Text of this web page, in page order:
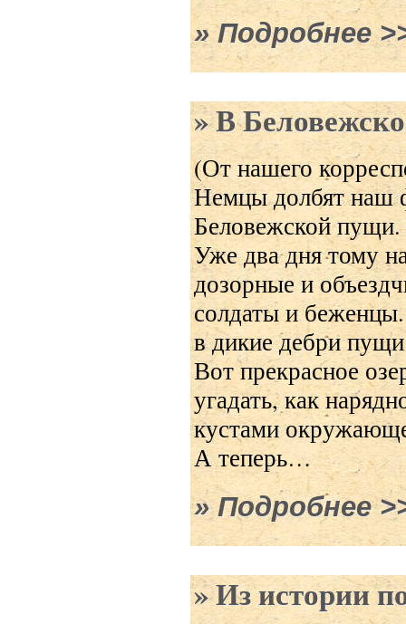
Подробнее о
В
(От нашего
Немцы долбят наш
Беловежской пущи.
Уже два дня тому
дозорные и
солдаты и
в дикие дебри
Вот прекрасное
угадать, как
кустами
А теперь…
Подробнеео В
Из истории